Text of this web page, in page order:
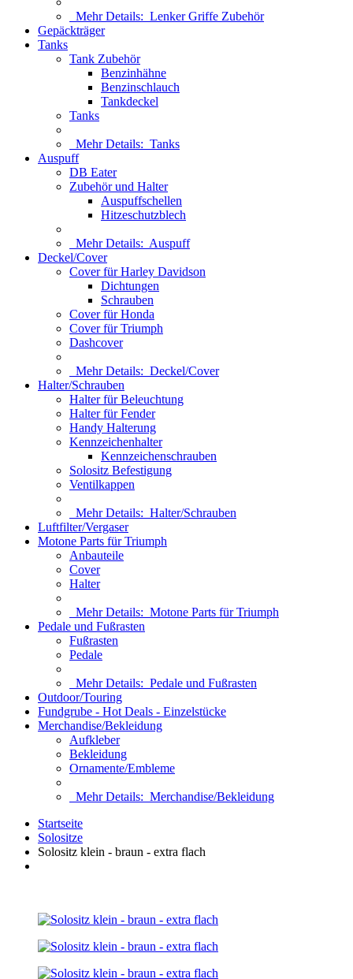
Mehr Details: Lenker Griffe Zubehör
Gepäckträger
Tanks
Tank Zubehör
Benzinhähne
Benzinschlauch
Tankdeckel
Tanks
Mehr Details: Tanks
Auspuff
DB Eater
Zubehör und Halter
Auspuffschellen
Hitzeschutzblech
Mehr Details: Auspuff
Deckel/Cover
Cover für Harley Davidson
Dichtungen
Schrauben
Cover für Honda
Cover für Triumph
Dashcover
Mehr Details: Deckel/Cover
Halter/Schrauben
Halter für Beleuchtung
Halter für Fender
Handy Halterung
Kennzeichenhalter
Kennzeichenschrauben
Solositz Befestigung
Ventilkappen
Mehr Details: Halter/Schrauben
Luftfilter/Vergaser
Motone Parts für Triumph
Anbauteile
Cover
Halter
Mehr Details: Motone Parts für Triumph
Pedale und Fußrasten
Fußrasten
Pedale
Mehr Details: Pedale und Fußrasten
Outdoor/Touring
Fundgrube - Hot Deals - Einzelstücke
Merchandise/Bekleidung
Aufkleber
Bekleidung
Ornamente/Embleme
Mehr Details: Merchandise/Bekleidung
Startseite
Solositze
Solositz klein - braun - extra flach